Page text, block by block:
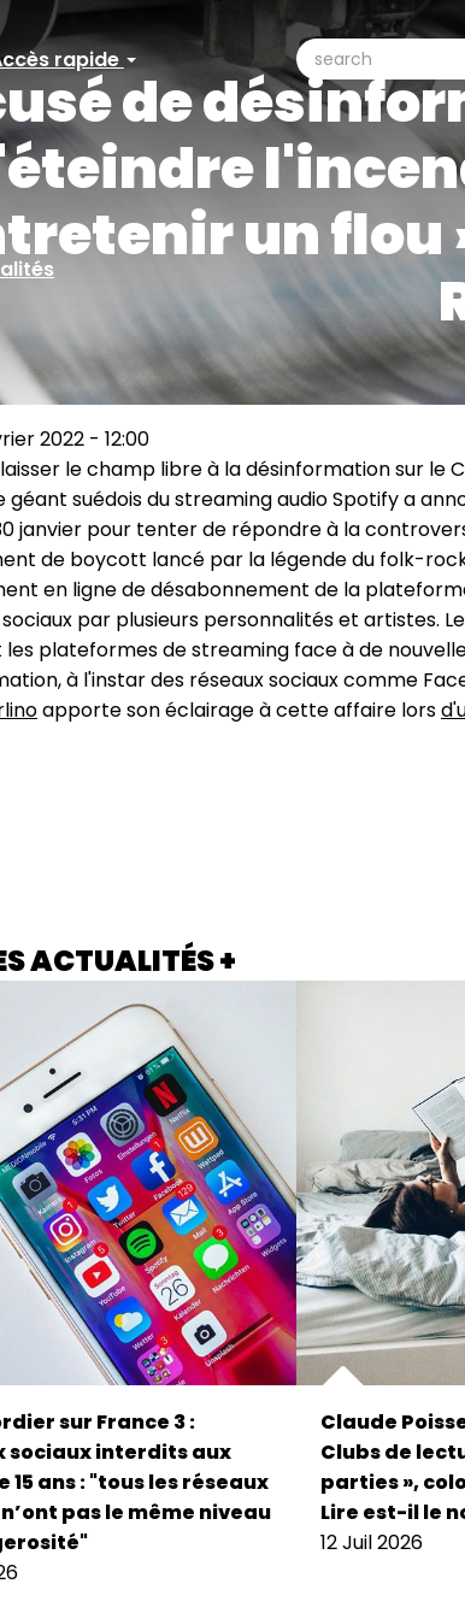
rapide
Search
search
de
un flou
2022 - 12:00
le champ libre à la désinformation sur le
géant suédois du streaming audio Spotify a
janvier pour tenter de répondre à la
de boycott lancé par la légende du folk-rock
en ligne de désabonnement de la
par plusieurs personnalités et artistes.
plateformes de streaming face à de
à l'instar des réseaux sociaux comme
apporte son éclairage à cette affaire lors
ACTUALITÉS +
sur France 3 :
sociaux interdits aux
15 ans : "tous les réseaux
pas le même niveau
Claude
Clubs de
parties »,
Lire est-il le
12 Juil 2026